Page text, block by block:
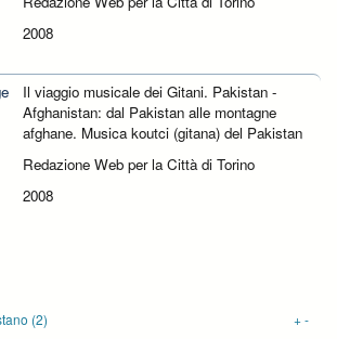
2008
Il viaggio musicale dei Gitani. Pakistan -
Afghanistan: dal Pakistan alle montagne
afghane. Musica koutci (gitana) del Pakistan
Redazione Web per la Città di Torino
2008
(2) +-